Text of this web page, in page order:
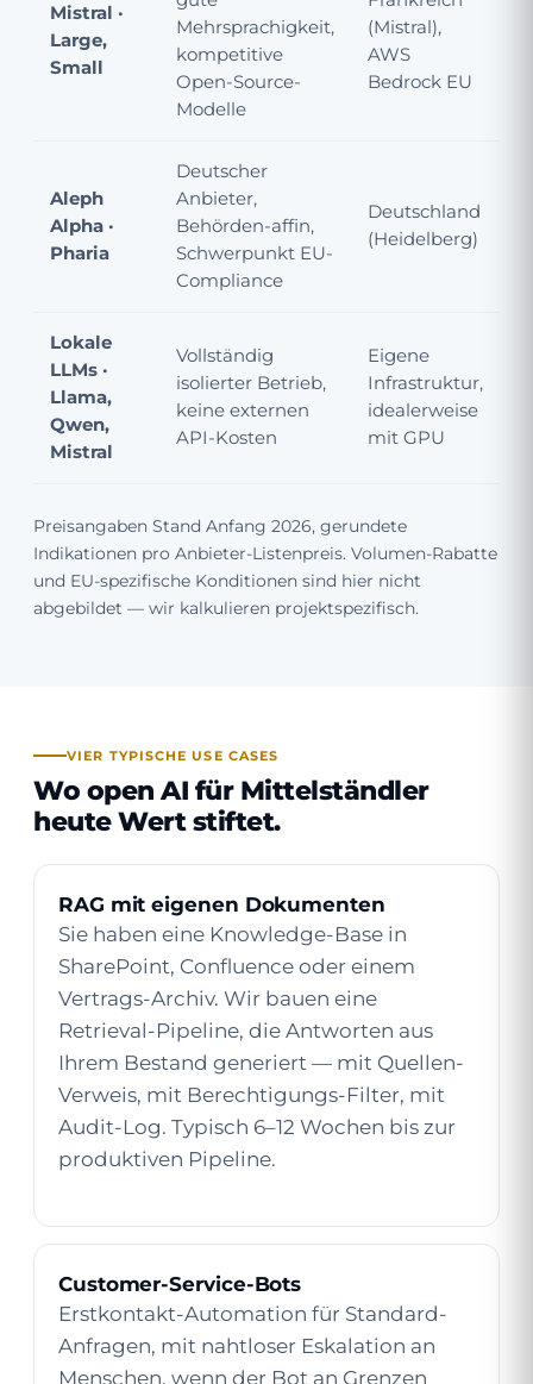
Mistral ·
Large,
Small
Mehrsprachigkeit,
kompetitive
Open-Source-
Modelle
(Mistral),
AWS
Bedrock EU
Aleph
Alpha ·
Pharia
Deutscher
Anbieter,
Behörden-affin,
Schwerpunkt EU-
Compliance
Deutschland
(Heidelberg)
Lokale
LLMs ·
Llama,
Qwen,
Mistral
Vollständig
isolierter Betrieb,
keine externen
API-Kosten
Eigene
Infrastruktur,
idealerweise
mit GPU
Preisangaben Stand Anfang 2026, gerundete
Indikationen pro Anbieter-Listenpreis. Volumen-Rabatte
und EU-spezifische Konditionen sind hier nicht
abgebildet — wir kalkulieren projektspezifisch.
VIER TYPISCHE USE CASES
Wo open AI für Mittelständler
heute Wert stiftet.
RAG mit eigenen Dokumenten
Sie haben eine Knowledge-Base in
SharePoint, Confluence oder einem
Vertrags-Archiv. Wir bauen eine
Retrieval-Pipeline, die Antworten aus
Ihrem Bestand generiert — mit Quellen-
Verweis, mit Berechtigungs-Filter, mit
Audit-Log. Typisch 6–12 Wochen bis zur
produktiven Pipeline.
Customer-Service-Bots
Erstkontakt-Automation für Standard-
Anfragen, mit nahtloser Eskalation an
Menschen, wenn der Bot an Grenzen